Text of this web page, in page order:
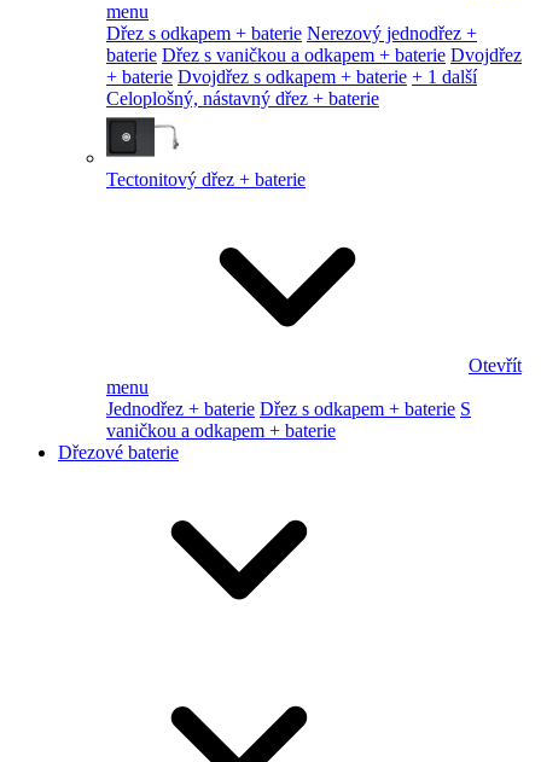
menu
Dřez s odkapem + baterie Nerezový jednodřez +
baterie Dřez s vaničkou a odkapem + baterie Dvojdřez
+ baterie Dvojdřez s odkapem + baterie + 1 další
Celoplošný, nástavný dřez + baterie
Tectonitový dřez + baterie
Otevřít
menu
Jednodřez + baterie Dřez s odkapem + baterie S
vaničkou a odkapem + baterie
Dřezové baterie